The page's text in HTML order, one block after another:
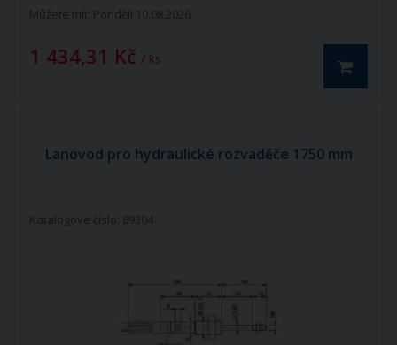
Můžete mít: Pondělí 10.08.2026
1 434,31 Kč / ks
Lanovod pro hydraulické rozvaděče 1750 mm
Katalogové číslo: 89304